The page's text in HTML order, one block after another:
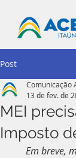
Post
MEI
Imposto
Comunicação
13 de fev. de
Em breve,